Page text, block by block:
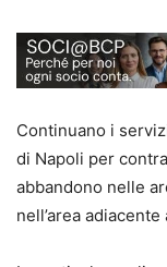
Continuano i
di Napoli per
abbandono nelle
nell’area